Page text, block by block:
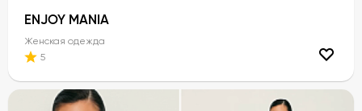
ENJOY MANIA
Женская одежда
5